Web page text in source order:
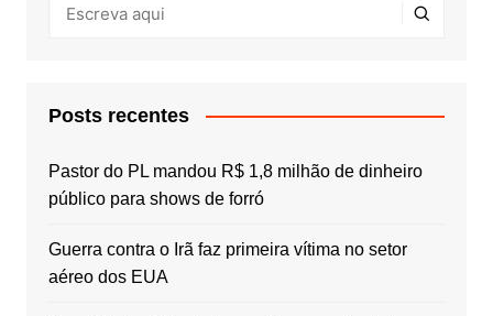
Posts recentes
Pastor do PL mandou R$ 1,8 milhão de dinheiro
público para shows de forró
Guerra contra o Irã faz primeira vítima no setor
aéreo dos EUA